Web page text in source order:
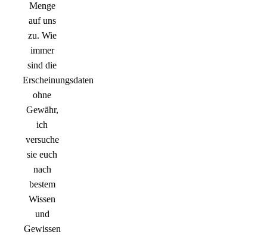
Menge
auf uns
zu. Wie
immer
sind die
Erscheinungsdaten
ohne
Gewähr,
ich
versuche
sie euch
nach
bestem
Wissen
und
Gewissen